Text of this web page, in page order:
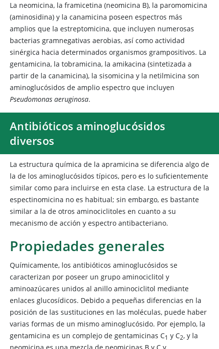
La neomicina, la framicetina (neomicina B), la paromomicina
(aminosidina) y la canamicina poseen espectros más
amplios que la estreptomicina, que incluyen numerosas
bacterias gramnegativas aerobias, así como actividad
sinérgica hacia determinados organismos grampositivos. La
gentamicina, la tobramicina, la amikacina (sintetizada a
partir de la canamicina), la sisomicina y la netilmicina son
aminoglucósidos de amplio espectro que incluyen
Pseudomonas aeruginosa.
Antibióticos aminoglucósidos
diversos
La estructura química de la apramicina se diferencia algo de
la de los aminoglucósidos típicos, pero es lo suficientemente
similar como para incluirse en esta clase. La estructura de la
espectinomicina no es habitual; sin embargo, es bastante
similar a la de otros aminociclitoles en cuanto a su
mecanismo de acción y espectro antibacteriano.
Propiedades generales
Químicamente, los antibióticos aminoglucósidos se
caracterizan por poseer un grupo aminociclitol y
aminoazúcares unidos al anillo aminociclitol mediante
enlaces glucosídicos. Debido a pequeñas diferencias en la
posición de las sustituciones en las moléculas, puede haber
varias formas de un mismo aminoglucósido. Por ejemplo, la
gentamicina es un complejo de gentamicinas C​1 y C​2, y la